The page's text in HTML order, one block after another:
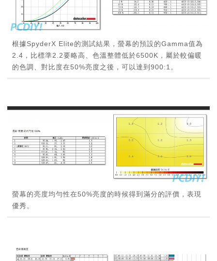
根據SpyderX Elite的測試結果，螢幕的預設的Gamma值為
2.4，比標準2.2要略高、色溫整體低於6500K，屬於較偏暖
的色調、對比度在50%亮度之後，可以達到900:1。
螢幕的亮度均勻性在50%亮度的時候得到滿分的評價，表現
優秀。